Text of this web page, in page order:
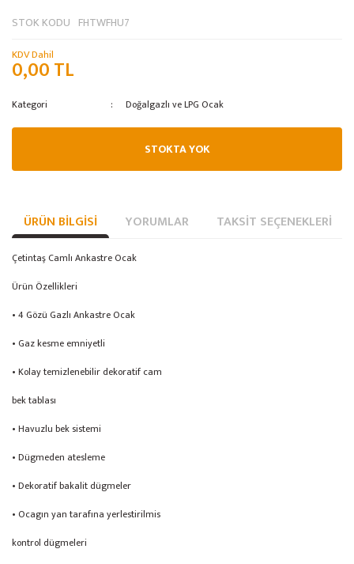
STOK KODU FHTWFHU7
KDV Dahil
0,00 TL
Kategori Doğalgazlı ve LPG Ocak
STOKTA YOK
ÜRÜN BILGISI YORUMLAR TAKSIT SEÇENEKLERI
Çetintaş Camlı Ankastre Ocak
Ürün Özellikleri
• 4 Gözü Gazlı Ankastre Ocak
• Gaz kesme emniyetli
• Kolay temizlenebilir dekoratif cam
bek tablası
• Havuzlu bek sistemi
• Dügmeden atesleme
• Dekoratif bakalit dügmeler
• Ocagın yan tarafına yerlestirilmis
kontrol dügmeleri